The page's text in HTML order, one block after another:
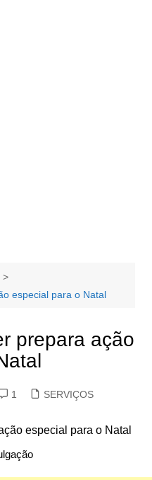
especial para o Natal
prepara ação
1 SERVIÇOS